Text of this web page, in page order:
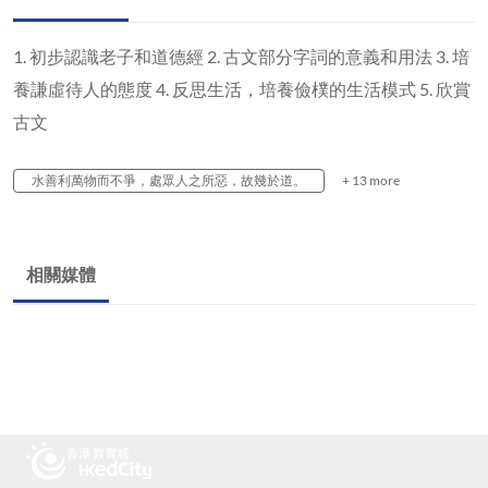
1. 初步認識老子和道德經 2. 古文部分字詞的意義和用法 3. 培
養謙虛待人的態度 4. 反思生活，培養儉樸的生活模式 5. 欣賞
古文
水善利萬物而不爭，處眾人之所惡，故幾於道。 + 13 more
相關媒體